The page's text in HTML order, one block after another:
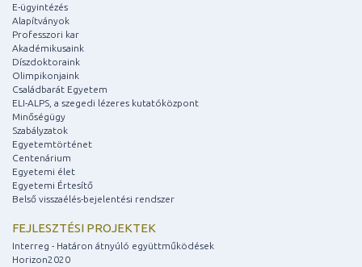
E-ügyintézés
Alapítványok
Professzori kar
Akadémikusaink
Díszdoktoraink
Olimpikonjaink
Családbarát Egyetem
ELI-ALPS, a szegedi lézeres kutatóközpont
Minőségügy
Szabályzatok
Egyetemtörténet
Centenárium
Egyetemi élet
Egyetemi Értesítő
Belső visszaélés-bejelentési rendszer
FEJLESZTÉSI PROJEKTEK
Interreg - Határon átnyúló együttműködések
Horizon2020